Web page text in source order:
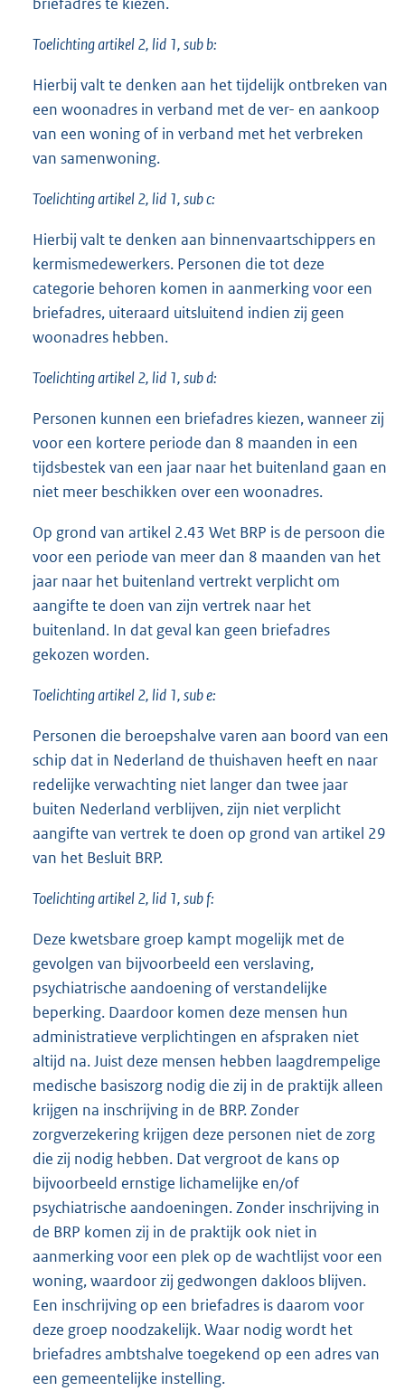
Toelichting artikel 2, lid 1, sub b:
Hierbij valt te denken aan het tijdelijk ontbreken van
een woonadres in verband met de ver- en aankoop
van een woning of in verband met het verbreken
van samenwoning.
Toelichting artikel 2, lid 1, sub c:
Hierbij valt te denken aan binnenvaartschippers en
kermismedewerkers. Personen die tot deze
categorie behoren komen in aanmerking voor een
briefadres, uiteraard uitsluitend indien zij geen
woonadres hebben.
Toelichting artikel 2, lid 1, sub d:
Personen kunnen een briefadres kiezen, wanneer zij
voor een kortere periode dan 8 maanden in een
tijdsbestek van een jaar naar het buitenland gaan en
niet meer beschikken over een woonadres.
Op grond van artikel 2.43 Wet BRP is de persoon die
voor een periode van meer dan 8 maanden van het
jaar naar het buitenland vertrekt verplicht om
aangifte te doen van zijn vertrek naar het
buitenland. In dat geval kan geen briefadres
gekozen worden.
Toelichting artikel 2, lid 1, sub e:
Personen die beroepshalve varen aan boord van een
schip dat in Nederland de thuishaven heeft en naar
redelijke verwachting niet langer dan twee jaar
buiten Nederland verblijven, zijn niet verplicht
aangifte van vertrek te doen op grond van artikel 29
van het Besluit BRP.
Toelichting artikel 2, lid 1, sub f:
Deze kwetsbare groep kampt mogelijk met de
gevolgen van bijvoorbeeld een verslaving,
psychiatrische aandoening of verstandelijke
beperking. Daardoor komen deze mensen hun
administratieve verplichtingen en afspraken niet
altijd na. Juist deze mensen hebben laagdrempelige
medische basiszorg nodig die zij in de praktijk alleen
krijgen na inschrijving in de BRP. Zonder
zorgverzekering krijgen deze personen niet de zorg
die zij nodig hebben. Dat vergroot de kans op
bijvoorbeeld ernstige lichamelijke en/of
psychiatrische aandoeningen. Zonder inschrijving in
de BRP komen zij in de praktijk ook niet in
aanmerking voor een plek op de wachtlijst voor een
woning, waardoor zij gedwongen dakloos blijven.
Een inschrijving op een briefadres is daarom voor
deze groep noodzakelijk. Waar nodig wordt het
briefadres ambtshalve toegekend op een adres van
een gemeentelijke instelling.